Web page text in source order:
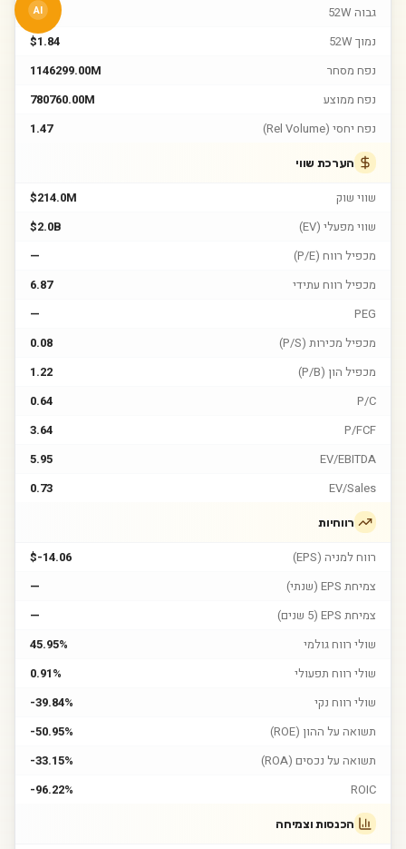
גבוה 52W
$7.1
נמוך 52W
$1.84
נפח מסחר
1146299.00M
נפח ממוצע
780760.00M
נפח יחסי (Rel Volume)
1.47
הערכת שווי
שווי שוק
$214.0M
שווי מפעלי (EV)
$2.0B
מכפיל רווח (P/E)
—
מכפיל רווח עתידי
6.87
PEG
—
מכפיל מכירות (P/S)
0.08
מכפיל הון (P/B)
1.22
P/C
0.64
P/FCF
3.64
EV/EBITDA
5.95
EV/Sales
0.73
רווחיות
רווח למניה (EPS)
$-14.06
צמיחת EPS (שנתי)
—
צמיחת EPS (5 שנים)
—
שולי רווח גולמי
45.95%
שולי רווח תפעולי
0.91%
שולי רווח נקי
-39.84%
תשואה על ההון (ROE)
-50.95%
תשואה על נכסים (ROA)
-33.15%
ROIC
-96.22%
הכנסות וצמיחה
AI